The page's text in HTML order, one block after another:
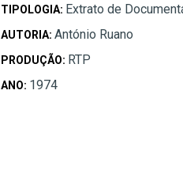
TIPOLOGIA: Extrato de
AUTORIA: António Ruano
PRODUÇÃO: RTP
ANO: 1974